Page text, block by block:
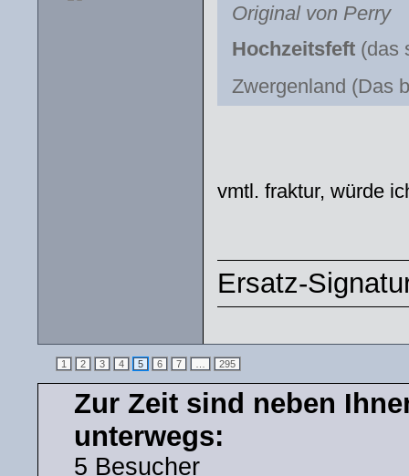
Original von Perry
Hochzeitsfeft (das
Zwergenland (Das
vmtl. fraktur, würde
Ersatz-
1 2 3 4 5 6 7 295
Zur Zeit sind neben
unterwegs:
5 Besucher